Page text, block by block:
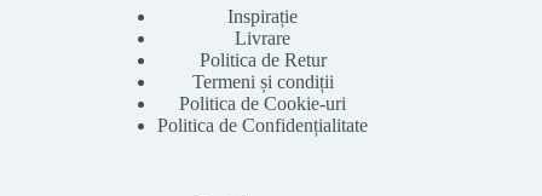
Inspirație
Livrare
Politica de Retur
Termeni și condiții
Politica de Cookie-uri
Politica de Confidențialitate